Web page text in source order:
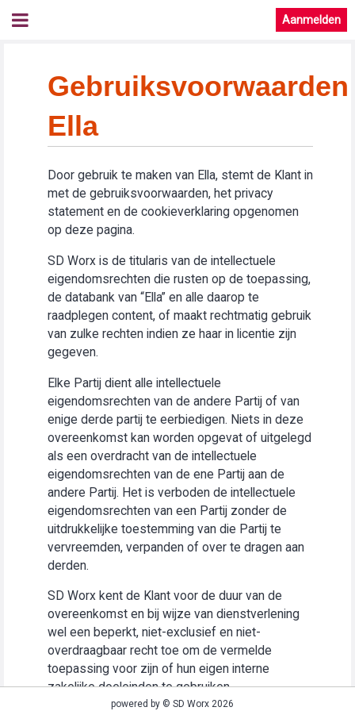
Aanmelden
Gebruiksvoorwaarden
Ella
Door gebruik te maken van Ella, stemt de Klant in
met de gebruiksvoorwaarden, het privacy
statement en de cookieverklaring opgenomen
op deze pagina.
SD Worx is de titularis van de intellectuele
eigendomsrechten die rusten op de toepassing,
de databank van “Ella” en alle daarop te
raadplegen content, of maakt rechtmatig gebruik
van zulke rechten indien ze haar in licentie zijn
gegeven.
Elke Partij dient alle intellectuele
eigendomsrechten van de andere Partij of van
enige derde partij te eerbiedigen. Niets in deze
overeenkomst kan worden opgevat of uitgelegd
als een overdracht van de intellectuele
eigendomsrechten van de ene Partij aan de
andere Partij. Het is verboden de intellectuele
eigendomsrechten van een Partij zonder de
uitdrukkelijke toestemming van die Partij te
vervreemden, verpanden of over te dragen aan
derden.
SD Worx kent de Klant voor de duur van de
overeenkomst en bij wijze van dienstverlening
wel een beperkt, niet-exclusief en niet-
overdraagbaar recht toe om de vermelde
toepassing voor zijn of hun eigen interne
zakelijke doeleinden te gebruiken
(“Gebruiksrecht”).powered by © SD Worx 2026